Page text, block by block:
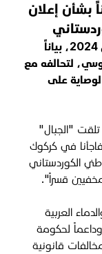
بشأن إعلان
أصدر حزب السيادة، الإثنين 23 كانون الأول 2024، بياناً
لتحالفه مع
على
"الجبال"
في كركوك
الكوردستاني
قسراً".
العربية
لحكومة
قانونية